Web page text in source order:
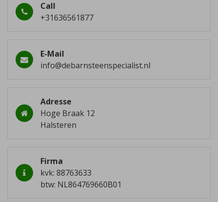
Call
+31636561877
E-Mail
info@debarnsteenspecialist.nl
Adresse
Hoge Braak 12
Halsteren
Firma
kvk: 88763633
btw: NL864769660B01